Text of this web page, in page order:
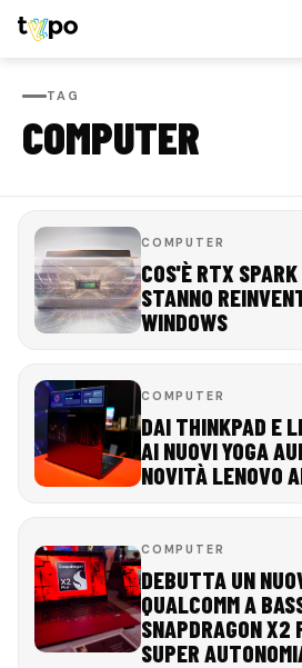
TAG
COMPUTER
COMPUTER
COS'È RTX
STANNO
WINDOWS
COMPUTER
DAI THINKPAD E
AI NUOVI YOGA
NOVITÀ LENOVO
COMPUTER
DEBUTTA UN
QUALCOMM A
SNAPDRAGON X2
SUPER